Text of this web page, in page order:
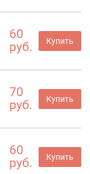
60
руб.
Купить
70
руб.
Купить
60
руб.
Купить